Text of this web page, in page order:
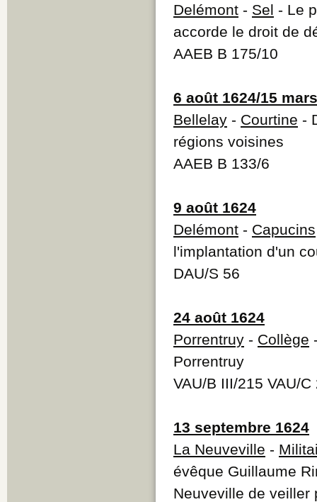
Delémont - Sel - Le
accorde le droit de
AAEB B 175/10
6 août 1624/15
Bellelay - Courtine -
régions voisines
AAEB B 133/6
9 août 1624
Delémont - Capucins
l'implantation d'un
DAU/S 56
24 août 1624
Porrentruy - Collège
Porrentruy
VAU/B III/215 VAU/C
13 septembre 1624
La Neuveville -
évêque Guillaume
Neuveville de veiller